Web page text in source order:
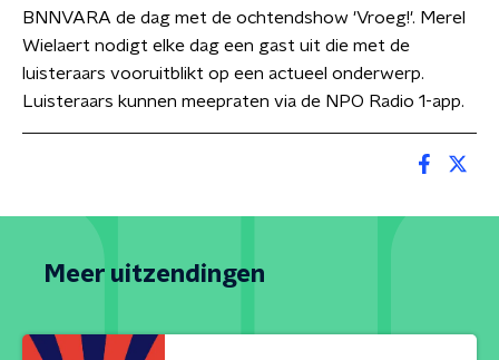
BNNVARA de dag met de ochtendshow 'Vroeg!'. Merel
Wielaert nodigt elke dag een gast uit die met de
luisteraars vooruitblikt op een actueel onderwerp.
Luisteraars kunnen meepraten via de NPO Radio 1-app.
Meer uitzendingen